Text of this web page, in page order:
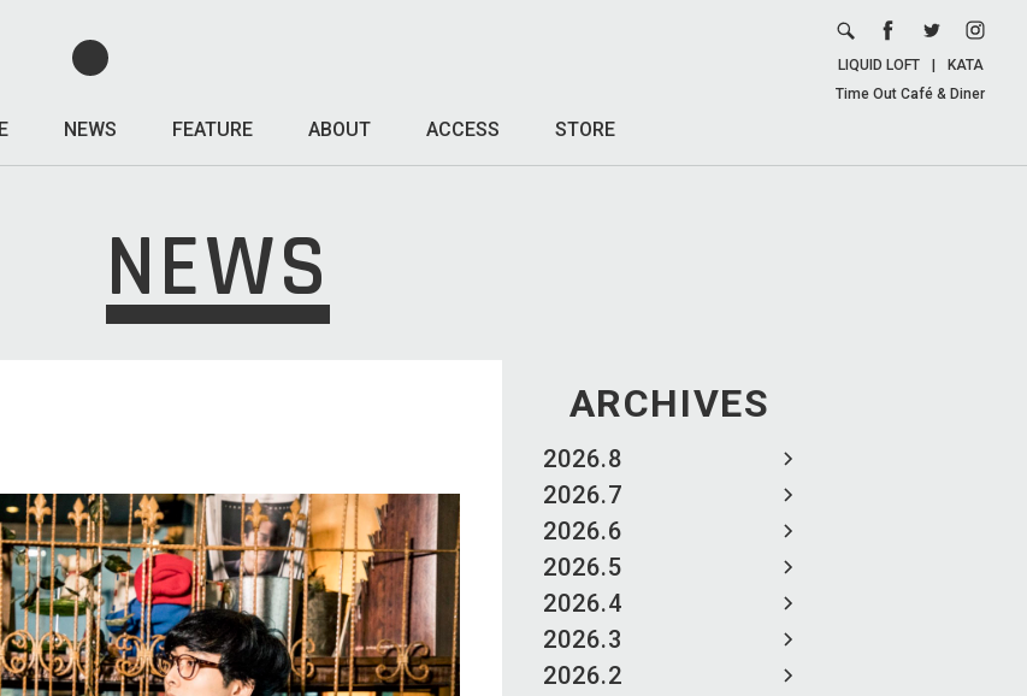
NEWS FEATURE ABOUT ACCESS STORE
LIQUID LOFT
KATA
Time Out Café & Diner
NEWS
ARCHIVES
2026.8
2026.7
2026.6
2026.5
2026.4
2026.3
2026.2